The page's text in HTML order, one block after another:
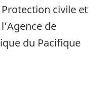
civile et
de
du Pacifique